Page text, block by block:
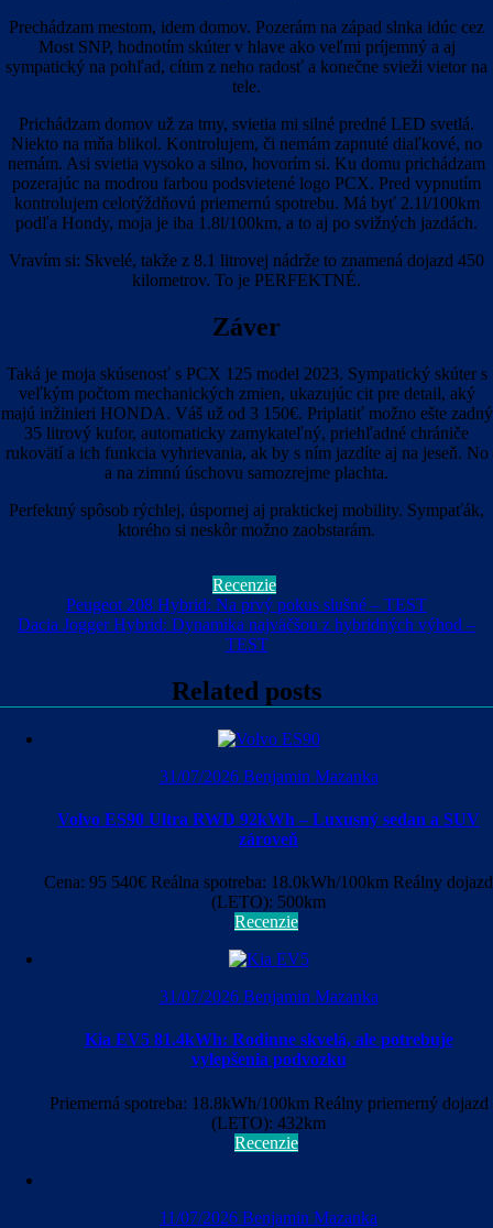
Prechádzam mestom, idem domov. Pozerám na západ slnka idúc cez
Most SNP, hodnotím skúter v hlave ako veľmi príjemný a aj
sympatický na pohľad, cítim z neho radosť a konečne svieži vietor na
tele.
Prichádzam domov už za tmy, svietia mi silné predné LED svetlá.
Niekto na mňa blikol. Kontrolujem, či nemám zapnuté diaľkové, no
nemám. Asi svietia vysoko a silno, hovorím si. Ku domu prichádzam
pozerajúc na modrou farbou podsvietené logo PCX. Pred vypnutím
kontrolujem celotýždňovú priemernú spotrebu. Má byť 2.1l/100km
podľa Hondy, moja je iba 1.8l/100km, a to aj po svižných jazdách.
Vravím si: Skvelé, takže z 8.1 litrovej nádrže to znamená dojazd 450
kilometrov. To je PERFEKTNÉ.
Záver
Taká je moja skúsenosť s PCX 125 model 2023. Sympatický skúter s
veľkým počtom mechanických zmien, ukazujúc cit pre detail, aký
majú inžinieri HONDA. Váš už od 3 150€. Priplatiť možno ešte zadný
35 litrový kufor, automaticky zamykateľný, priehľadné chrániče
rukovätí a ich funkcia vyhrievania, ak by s ním jazdíte aj na jeseň. No
a na zimnú úschovu samozrejme plachta.
Perfektný spôsob rýchlej, úspornej aj praktickej mobility. Sympaťák,
ktorého si neskôr možno zaobstarám.
Recenzie
NavigáciaPeugeot 208 Hybrid: Na prvý pokus slušné – TEST
Dacia Jogger Hybrid: Dynamika najväčšou z hybridných výhod –
TEST
Related posts
31/07/2026 Benjamin Mazanka
Volvo ES90 Ultra RWD 92kWh – Luxusný sedan a SUV
zároveň
Cena: 95 540€ Reálna spotreba: 18.0kWh/100km Reálny dojazd
(LETO): 500km
Recenzie
31/07/2026 Benjamin Mazanka
Kia EV5 81.4kWh: Rodinne skvelá, ale potrebuje
vylepšenia podvozku
Priemerná spotreba: 18.8kWh/100km Reálny priemerný dojazd
(LETO): 432km
Recenzie
11/07/2026 Benjamin Mazanka